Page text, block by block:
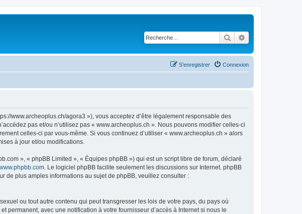
Rechercher
Connexion
S’enregistrer
www.archeoplus.ch/agora3 »), vous acceptez d’être légalement responsable des
pas et/ou n’utilisez pas « www.archeoplus.ch ». Nous pouvons modifier celles-ci
celles-ci par vous-même. Si vous continuez d’utiliser « www.archeoplus.ch » alors
à jour et/ou modifications.
», « phpBB Limited », « Équipes phpBB ») qui est un script libre de forum, déclaré
. Le logiciel phpBB facilite seulement les discussions sur Internet. phpBB
de plus amples informations au sujet de phpBB, veuillez consulter :
ou tout autre contenu qui peut transgresser les lois de votre pays, du pays où
avec une notification à votre fournisseur d’accès à Internet si nous le